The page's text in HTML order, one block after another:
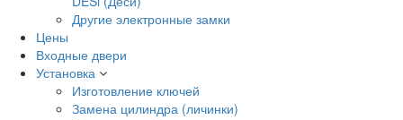
Другие электронные замки
Цены
Входные двери
Установка
Изготовление ключей
Замена цилиндра (личинки)